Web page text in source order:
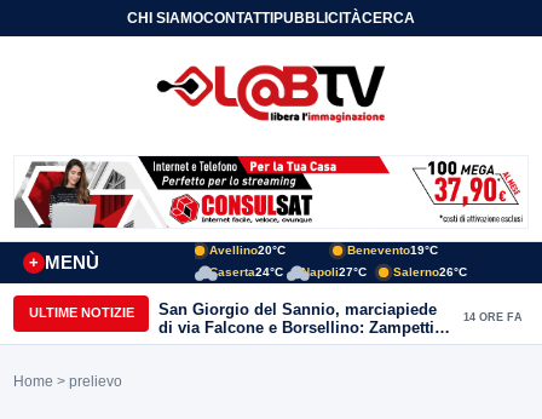
CHI SIAMOCONTATTIPUBBLICITÀCERCA
MENÙ
+
Avellino20°C Benevento19°C
Caserta24°C Napoli27°C Salerno26°C
ULTIME NOTIZIE
San Giorgio del Sannio, marciapiede
di via Falcone e Borsellino: Zampetti e
Lombardi replicano alle polemiche
14 ORE FA
Home > prelievo